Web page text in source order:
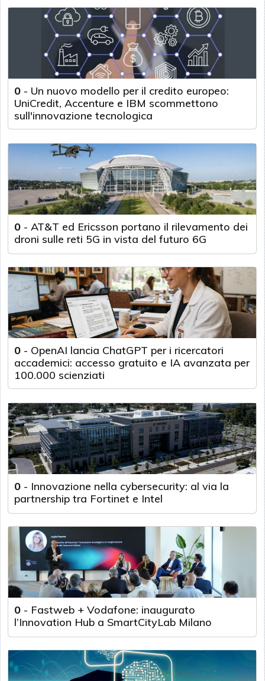
0 - Un nuovo modello per il credito europeo:
UniCredit, Accenture e IBM scommettono
sull'innovazione tecnologica
0 - AT&T ed Ericsson portano il rilevamento dei
droni sulle reti 5G in vista del futuro 6G
0 - OpenAI lancia ChatGPT per i ricercatori
accademici: accesso gratuito e IA avanzata per
100.000 scienziati
0 - Innovazione nella cybersecurity: al via la
partnership tra Fortinet e Intel
0 - Fastweb + Vodafone: inaugurato
l’Innovation Hub a SmartCityLab Milano